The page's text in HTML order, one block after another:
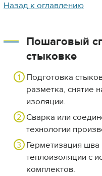
Назад к оглавлению
Пошаговый
стыковке
Подготовка
разметка, снятие
изоляции.
Сварка или
технологии
Герметизация шва
теплоизоляции с
комплектов.